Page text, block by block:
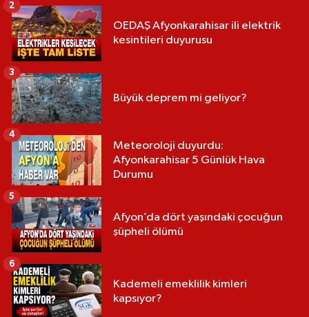
OEDAŞ Afyonkarahisar ili elektrik
kesintileri duyurusu
2
Büyük deprem mi geliyor?
3
Meteoroloji duyurdu:
Afyonkarahisar 5 Günlük Hava
Durumu
4
Afyon’da dört yaşındaki çocuğun
şüpheli ölümü
5
Kademeli emeklilik kimleri
kapsıyor?
6